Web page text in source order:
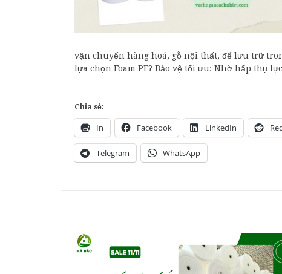
vận chuyển hàng hoá, gỗ nội thất, để lưu trữ
lựa chọn Foam PE? Bảo vệ tối ưu: Nhờ hấp thụ
Chia sẻ:
In Facebook LinkedIn
Telegram WhatsApp